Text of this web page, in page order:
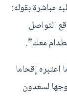
مباشرة بقوله:
التواصل
معك”.
إقحاما
لسعدون